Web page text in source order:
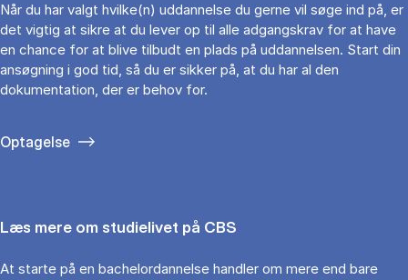
Når du har valgt hvilke(n) uddannelse du gerne vil søge ind på, er
det vigtig at sikre at du lever op til alle adgangskrav for at have
en chance for at blive tilbudt en plads på uddannelsen. Start din
ansøgning i god tid, så du er sikker på, at du har al den
dokumentation, der er behov for.
Optagelse
Læs mere om studielivet på CBS
At starte på en bachelordannelse handler om mere end bare